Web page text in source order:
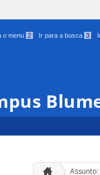
o menu 2 Ir para a busca 3